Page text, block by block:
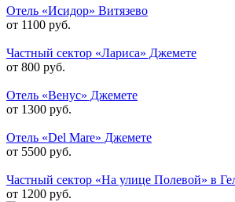
Отель «Исидор» Витязево
от 1100 руб.
Частный сектор «Лариса» Джемете
от 800 руб.
Отель «Венус» Джемете
от 1300 руб.
Отель «Del Mare» Джемете
от 5500 руб.
Частный сектор «На улице Полевой» в
от 1200 руб.